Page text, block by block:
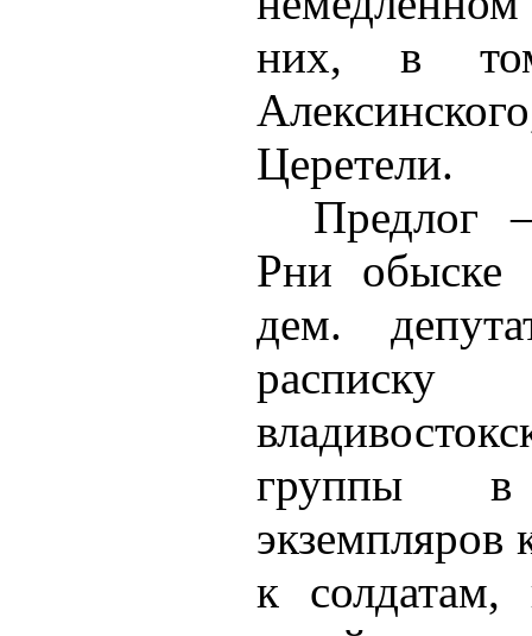
них, в
Церетели.
Предлог
Рни обыске
дем.
группы в
экземпляров
к